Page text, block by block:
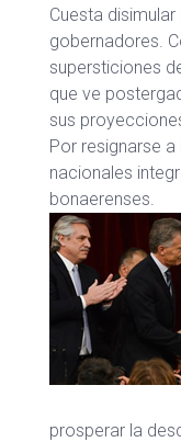
Cuesta
gobernadores.
supersticiones
que ve
sus
Por resignarse
nacionales
bonaerenses.
prosperar la